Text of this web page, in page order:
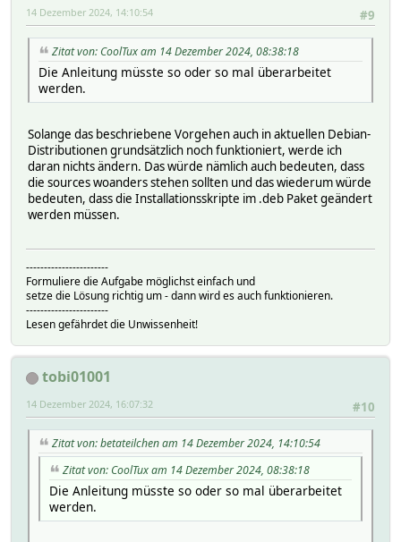
#9
14 Dezember 2024, 14:10:54
Zitat von: CoolTux am 14 Dezember 2024, 08:38:18
Die Anleitung müsste so oder so mal überarbeitet
werden.
Solange das beschriebene Vorgehen auch in aktuellen Debian-
Distributionen grundsätzlich noch funktioniert, werde ich
daran nichts ändern. Das würde nämlich auch bedeuten, dass
die sources woanders stehen sollten und das wiederum würde
bedeuten, dass die Installationsskripte im .deb Paket geändert
werden müssen.
-----------------------
Formuliere die Aufgabe möglichst einfach und
setze die Lösung richtig um - dann wird es auch funktionieren.
-----------------------
Lesen gefährdet die Unwissenheit!
tobi01001
#10
14 Dezember 2024, 16:07:32
Zitat von: betateilchen am 14 Dezember 2024, 14:10:54
Zitat von: CoolTux am 14 Dezember 2024, 08:38:18
Die Anleitung müsste so oder so mal überarbeitet
werden.